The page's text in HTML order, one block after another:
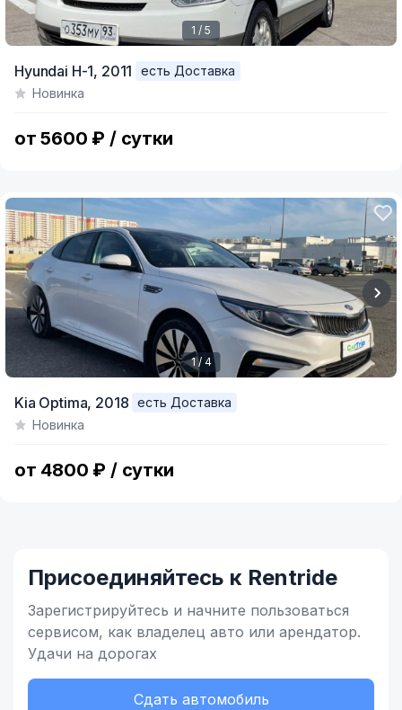
of
1 / 5
Hyundai H-1, 2011
есть Доставка
Новинка
от 5600 ₽ / сутки
of
1 / 4
Kia Optima, 2018
есть Доставка
Новинка
от 4800 ₽ / сутки
Присоединяйтесь к Rentride
Зарегистрируйтесь и начните пользоваться
сервисом, как владелец авто или арендатор.
Удачи на дорогах
Сдать автомобиль